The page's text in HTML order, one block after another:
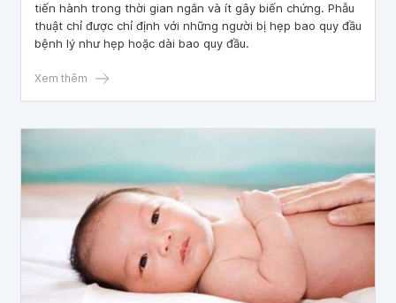
tiến hành trong thời gian ngắn và ít gây biến chứng. Phẫu
thuật chỉ được chỉ định với những người bị hẹp bao quy đầu
bệnh lý như hẹp hoặc dài bao quy đầu.
Xem thêm